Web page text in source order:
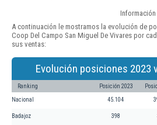
A continuación le mostramos la evolución de
Coop Del Campo San Miguel De Vivares por
sus ventas:
Evolución posiciones 2023
Ranking Posición 2023
Nacional 45.104
Badajoz 398